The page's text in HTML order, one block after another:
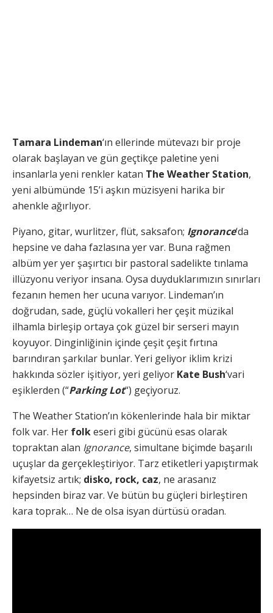
Tamara Lindeman‘ın ellerinde mütevazı bir proje
olarak başlayan ve gün geçtikçe paletine yeni
insanlarla yeni renkler katan The Weather Station,
yeni albümünde 15’i aşkın müzisyeni harika bir
ahenkle ağırlıyor.
Piyano, gitar, wurlitzer, flüt, saksafon; Ignorance‘da
hepsine ve daha fazlasına yer var. Buna rağmen
albüm yer yer şaşırtıcı bir pastoral sadelikte tınlama
illüzyonu veriyor insana. Oysa duyduklarımızın sınırları
fezanın hemen her ucuna varıyor. Lindeman’ın
doğrudan, sade, güçlü vokalleri her çeşit müzikal
ilhamla birleşip ortaya çok güzel bir serseri mayın
koyuyor. Dinginliğinin içinde çeşit çeşit fırtına
barındıran şarkılar bunlar. Yeri geliyor iklim krizi
hakkında sözler işitiyor, yeri geliyor Kate Bush‘vari
eşiklerden (“Parking Lot“) geçiyoruz.
The Weather Station’ın kökenlerinde hala bir miktar
folk var. Her folkeseri gibi gücünü esas olarak
topraktan alan Ignorance, simultane biçimde başarılı
uçuşlar da gerçekleştiriyor. Tarz etiketleri yapıştırmak
kifayetsiz artık; disko, rock, caz, ne arasanız
hepsinden biraz var. Ve bütün bu güçleri birleştiren
kara toprak… Ne de olsa isyan dürtüsü oradan.